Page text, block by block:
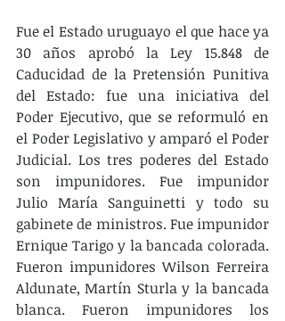
Fue el Estado uruguayo el que hace ya
30 años aprobó la Ley 15.848 de
Caducidad de la Pretensión Punitiva
del Estado: fue una iniciativa del
Poder Ejecutivo, que se reformuló en
el Poder Legislativo y amparó el Poder
Judicial. Los tres poderes del Estado
son impunidores. Fue impunidor
Julio María Sanguinetti y todo su
gabinete de ministros. Fue impunidor
Ernique Tarigo y la bancada colorada.
Fueron impunidores Wilson Ferreira
Aldunate, Martín Sturla y la bancada
blanca. Fueron impunidores los